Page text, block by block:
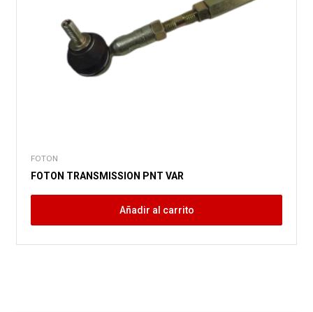
FOTON
FOTON TRANSMISSION PNT VAR
Añadir al carrito